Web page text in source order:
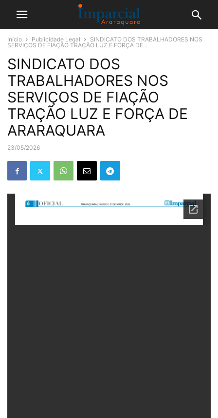
Início Publicidade Legal
SINDICATO DOS TRABALHADORES NOS
SERVIÇOS DE FIAÇÃO TRAÇÃO LUZ E FORÇA DE...
SINDICATO DOS
TRABALHADORES NOS
SERVIÇOS DE FIAÇÃO
TRAÇÃO LUZ E FORÇA DE
ARARAQUARA
23/05/2026